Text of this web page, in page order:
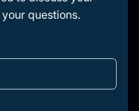
questions.